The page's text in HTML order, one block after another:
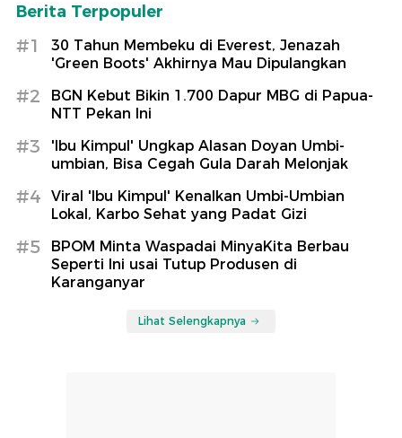
Berita Terpopuler
#1
30 Tahun Membeku di Everest, Jenazah
'Green Boots' Akhirnya Mau Dipulangkan
#2
BGN Kebut Bikin 1.700 Dapur MBG di Papua-
NTT Pekan Ini
#3
'Ibu Kimpul' Ungkap Alasan Doyan Umbi-
umbian, Bisa Cegah Gula Darah Melonjak
#4
Viral 'Ibu Kimpul' Kenalkan Umbi-Umbian
Lokal, Karbo Sehat yang Padat Gizi
#5
BPOM Minta Waspadai MinyaKita Berbau
Seperti Ini usai Tutup Produsen di
Karanganyar
Lihat Selengkapnya